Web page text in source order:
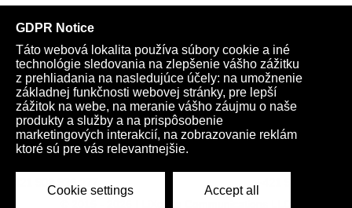
Telegram Youtube Facebook
Archív
Obchod
TV Kardio Podporte nás
Všeobecné podmienky
+421 908 936 277
+421 950 661 116